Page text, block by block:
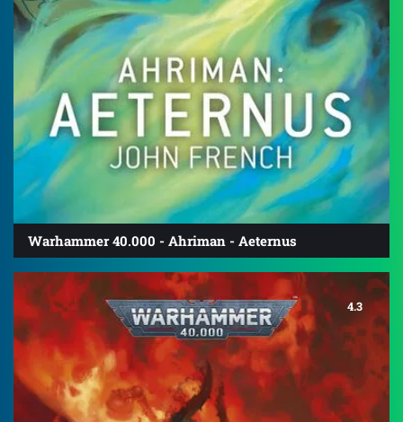
Warhammer 40.000 - Ahriman - Aeternus
4.3